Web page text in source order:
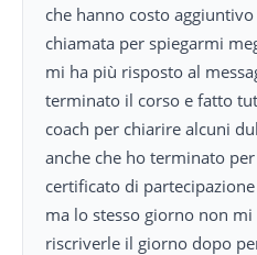
che hanno costo
chiamata per spiegarmi
mi ha più risposto al
terminato il corso e fatto
coach per chiarire alcuni
anche che ho terminato
certificato di
ma lo stesso giorno non
riscriverle il giorno dopo